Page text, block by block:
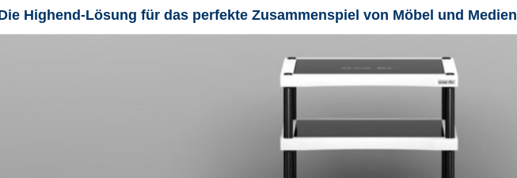
Highend-Lösung für das perfekte Zusammenspiel von Möbel und Medien